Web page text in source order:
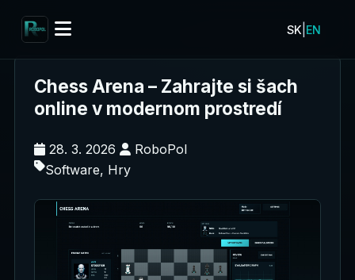
SK EN
Chess Arena – Zahrajte si šach
online v modernom prostredí
28. 3. 2026
RoboPol
Software, Hry